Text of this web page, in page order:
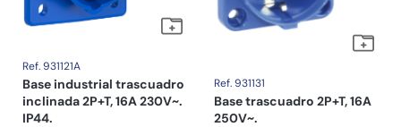
Ref. 931121A
Base industrial trascuadro
inclinada 2P+T, 16A 230V~.
IP44.
Ref. 931131
Base trascuadro 2P+T, 16A
250V~.